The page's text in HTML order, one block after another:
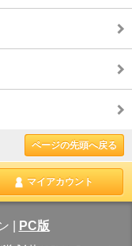
ページの先頭へ戻る
マイアカウント
PC版